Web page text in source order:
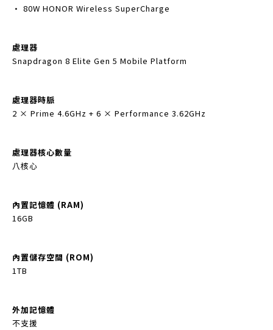
• 80W HONOR Wireless SuperCharge
處理器
Snapdragon 8 Elite Gen 5 Mobile Platform
處理器時脈
2 × Prime 4.6GHz + 6 × Performance 3.62GHz
處理器核心數量
八核心
內置記憶體 (RAM)
16GB
內置儲存空間 (ROM)
1TB
外加記憶體
不支援